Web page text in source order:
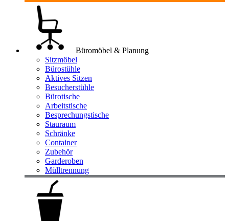
Büromöbel & Planung
Sitzmöbel
Bürostühle
Aktives Sitzen
Besucherstühle
Bürotische
Arbeitstische
Besprechungstische
Stauraum
Schränke
Container
Zubehör
Garderoben
Mülltrennung